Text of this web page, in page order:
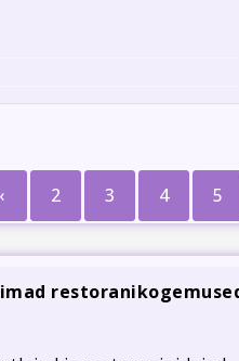
‹ 2 3 4 5